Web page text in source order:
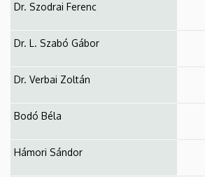
Dr. Szodrai Ferenc
Dr. L. Szabó Gábor
Dr. Verbai Zoltán
Bodó Béla
Hámori Sándor